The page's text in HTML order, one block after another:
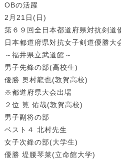
OBの活躍
2月21日(日)
第６９回全日本都道府県対抗剣道
日本都道府県対抗女子剣道優勝大
～福井県立武道館～
男子先鋒の部(高校生)
優勝 奥村龍也(敦賀高校)
※都道府県大会出場
２位 筧 佑哉(敦賀高校)
男子副将の部
ベスト４ 北村先生
女子次鋒の部(大学生)
優勝 堤腰琴菜(立命館大学)